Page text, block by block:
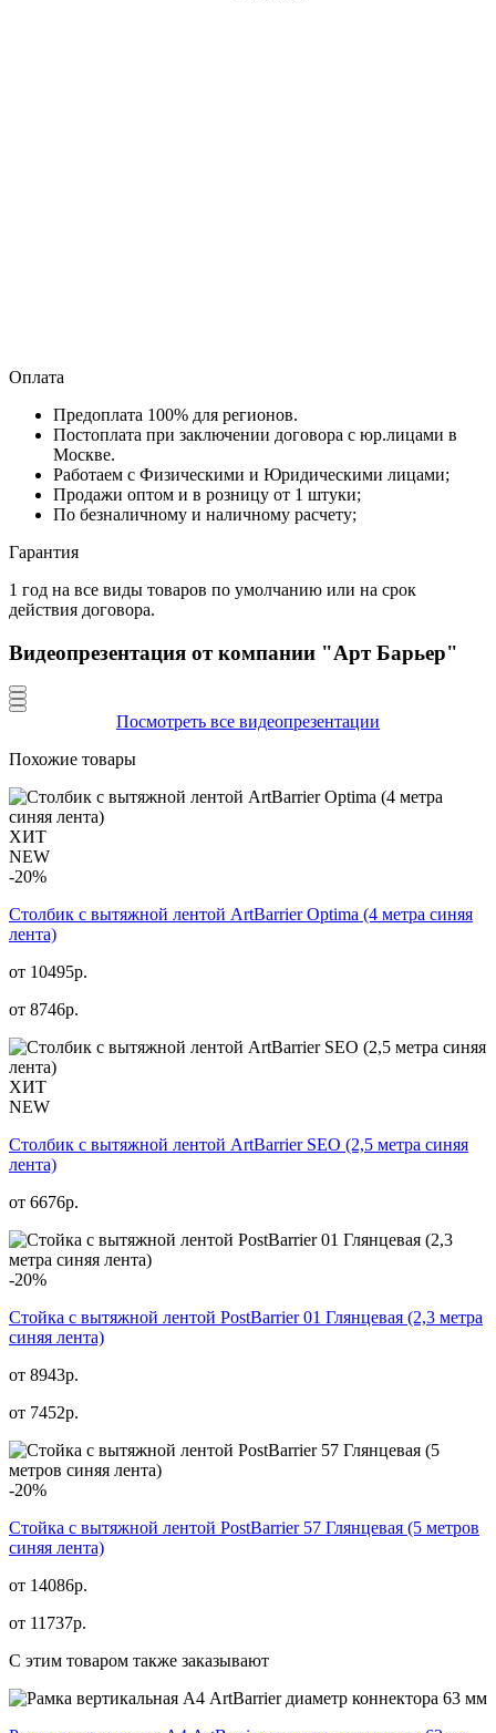
Оплата
Предоплата 100% для регионов.
Постоплата при заключении договора с юр.лицами в
Москве.
Работаем с Физическими и Юридическими лицами;
Продажи оптом и в розницу от 1 штуки;
По безналичному и наличному расчету;
Гарантия
1 год на все виды товаров по умолчанию или на срок
действия договора.
Видеопрезентация от компании "Арт Барьер"
Посмотреть все видеопрезентации
Похожие товары
ХИТ
NEW
-20%
Столбик с вытяжной лентой ArtBarrier Оptima (4 метра синяя
лента)
от 10495р.
от 8746р.
ХИТ
NEW
Столбик с вытяжной лентой ArtBarrier SEO (2,5 метра синяя
лента)
от 6676р.
-20%
Стойка с вытяжной лентой PostBarrier 01 Глянцевая (2,3 метра
синяя лента)
от 8943р.
от 7452р.
-20%
Стойка с вытяжной лентой PostBarrier 57 Глянцевая (5 метров
синяя лента)
от 14086р.
от 11737р.
С этим товаром также заказывают